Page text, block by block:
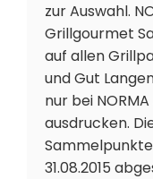
zur Auswahl.
Grillgourmet
auf allen
und Gut
nur bei
ausdrucken.
31.08.2015